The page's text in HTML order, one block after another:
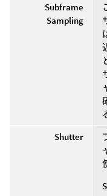
Subframe
Sampling
Shutter